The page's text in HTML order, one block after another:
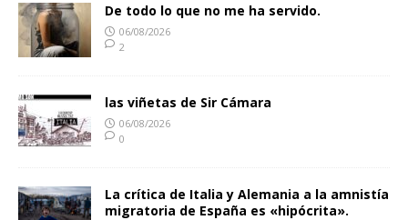
De todo lo que no me ha servido.
06/08/2026
2
las viñetas de Sir Cámara
06/08/2026
0
La crítica de Italia y Alemania a la amnistía
migratoria de España es «hipócrita».